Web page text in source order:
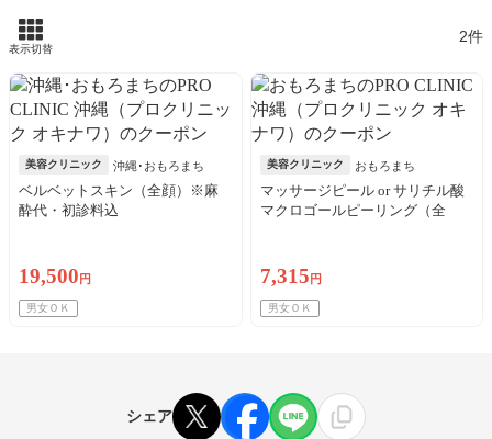
表示切替
2件
美容クリニック 沖縄･おもろまち
ベルベットスキン（全顔）※麻
酔代・初診料込
19,500 円
男女ＯＫ
美容クリニック おもろまち
マッサージピール or サリチル酸
マクロゴールピーリング（全
7,315 円
男女ＯＫ
シェア